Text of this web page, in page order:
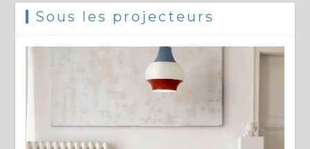
Sous les projecteurs